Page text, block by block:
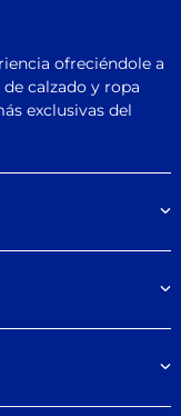
ofreciéndole a
calzado y ropa
exclusivas del